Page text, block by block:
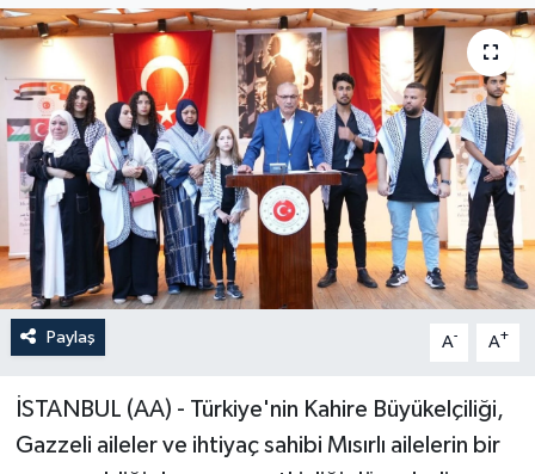
Paylaş A- A+
İSTANBUL (AA) - Türkiye'nin Kahire Büyükelçiliği,
Gazzeli aileler ve ihtiyaç sahibi Mısırlı ailelerin bir
ÖZEL HABER
RÖPORTAJLAR
SAĞLIK
SİYASET
GÜNCEL